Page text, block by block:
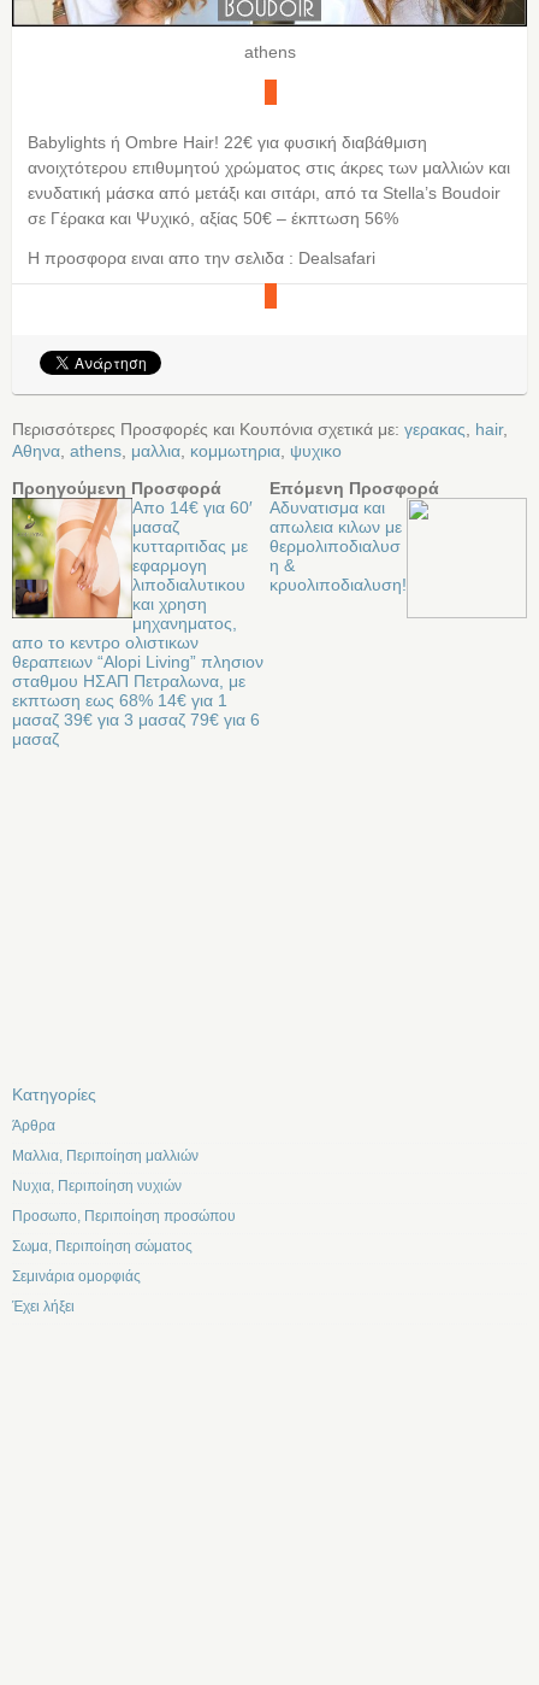
athens
Babylights ή Ombre Hair! 22€ για φυσική διαβάθμιση
ανοιχτότερου επιθυμητού χρώματος στις άκρες των μαλλιών και
ενυδατική μάσκα από μετάξι και σιτάρι, από τα Stella’s Boudoir
σε Γέρακα και Ψυχικό, αξίας 50€ – έκπτωση 56%
Η προσφορα ειναι απο την σελιδα : Dealsafari
Περισσότερες Προσφορές και Κουπόνια σχετικά με: γερακας hair,
Αθηνα athens μαλλια κομμωτηρια ψυχικο
Προηγούμενη Προσφορά
Απο 14€ για 60′
μασαζ
κυτταριτιδας με
εφαρμογη
λιποδιαλυτικου
και χρηση
μηχανηματος,
απο το κεντρο ολιστικων
θεραπειων “Alopi Living” πλησιον
σταθμου ΗΣΑΠ Πετραλωνα, με
εκπτωση εως 68% 14€ για 1
μασαζ 39€ για 3 μασαζ 79€ για 6
μασαζ
Επόμενη Προσφορά
Αδυνατισμα και
απωλεια κιλων με
θερμολιποδιαλυσ
η &
κρυολιποδιαλυση!
Kατηγορίες
Άρθρα
Μαλλια, Περιποίηση μαλλιών
Νυχια, Περιποίηση νυχιών
Προσωπο, Περιποίηση προσώπου
Σωμα, Περιποίηση σώματος
Σεμινάρια ομορφιάς
Έχει λήξει